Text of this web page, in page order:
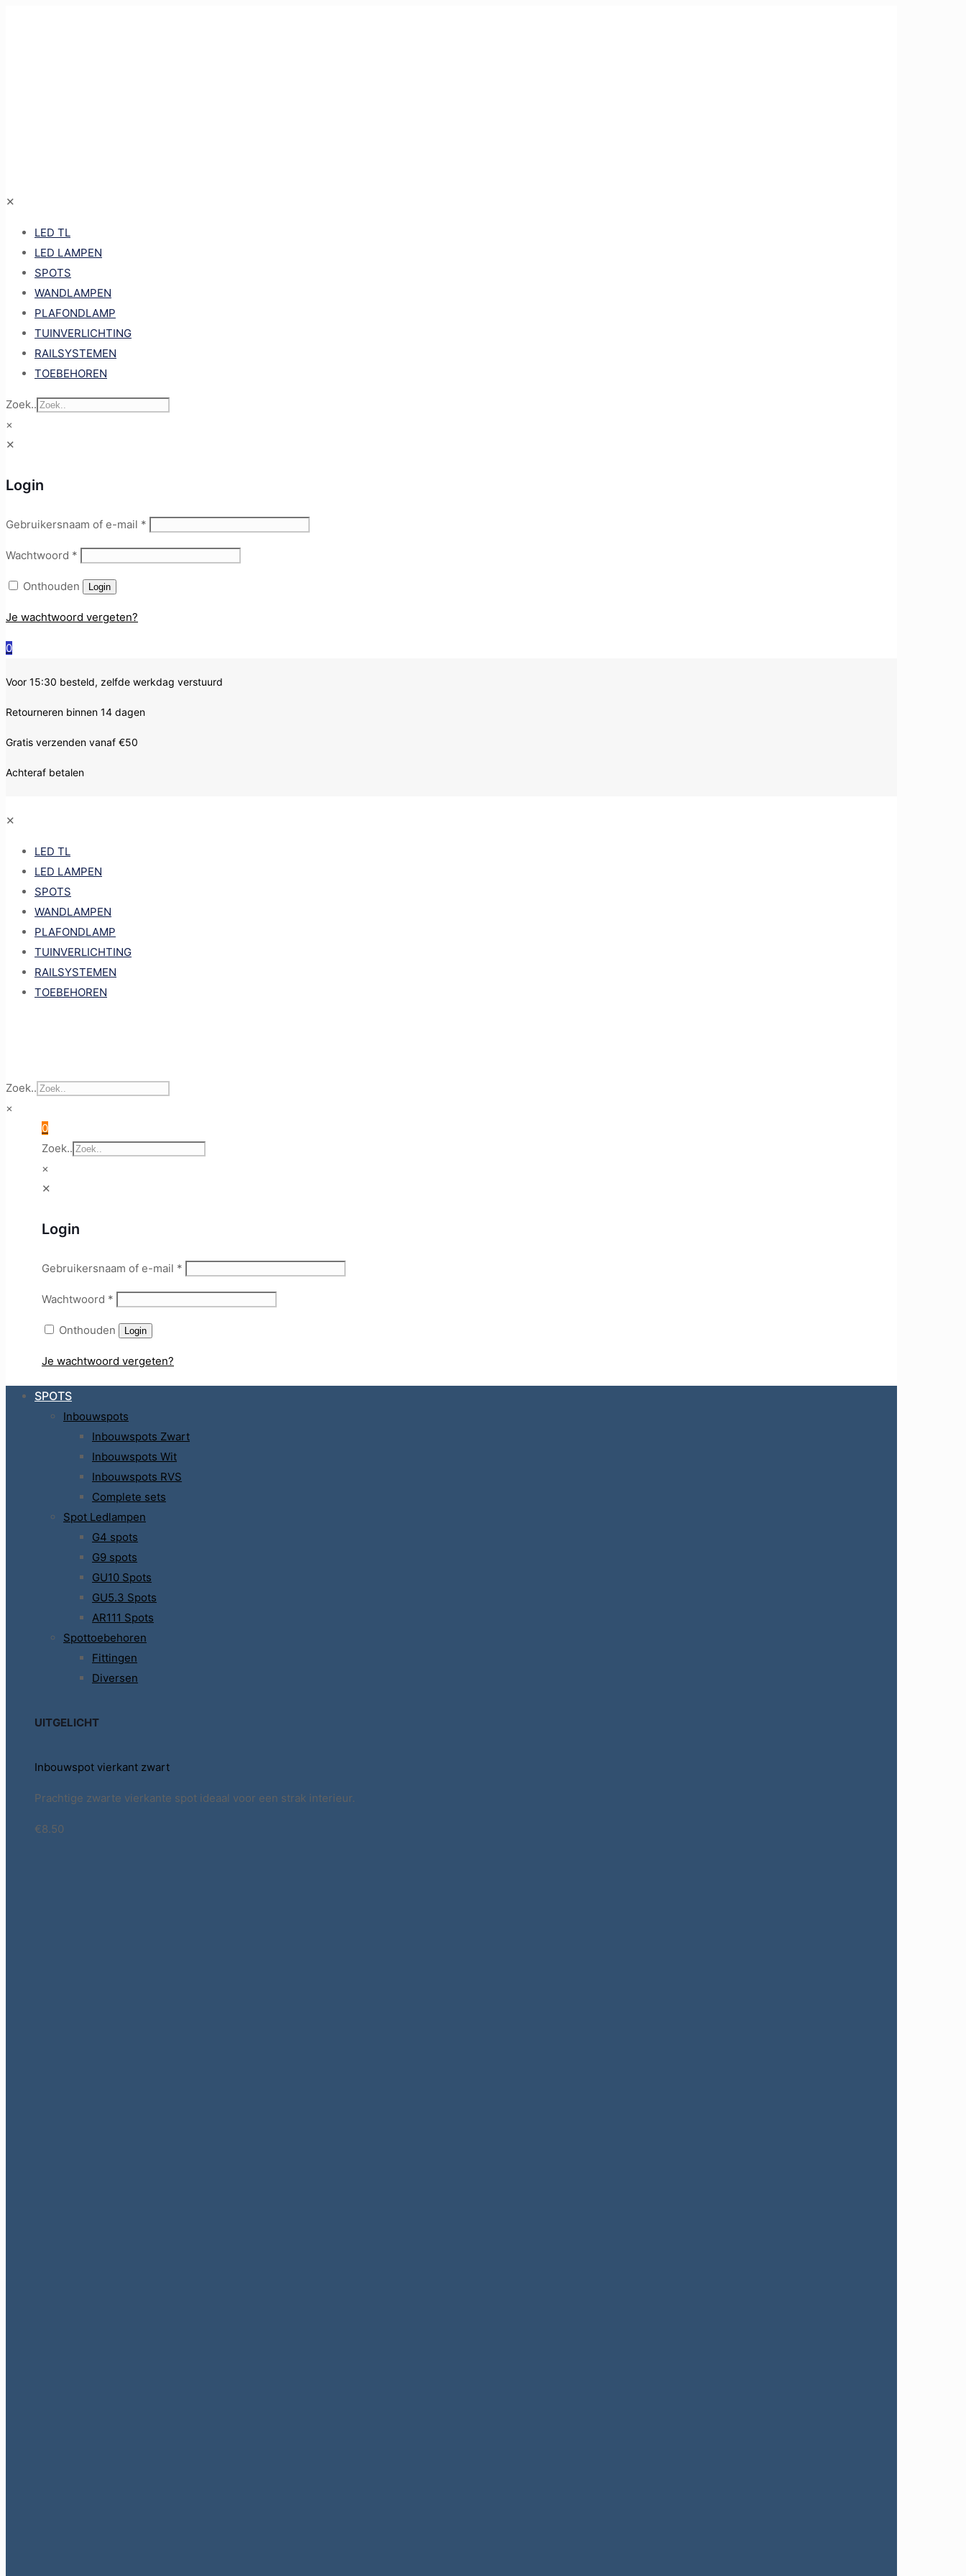
✕
LED TL
LED LAMPEN
SPOTS
WANDLAMPEN
PLAFONDLAMP
TUINVERLICHTING
RAILSYSTEMEN
TOEBEHOREN
Zoek..
×
✕
Login
Gebruikersnaam of e-mail *
Wachtwoord *
Onthouden Login
Je wachtwoord vergeten?
0
Voor 15:30 besteld, zelfde werkdag verstuurd
Retourneren binnen 14 dagen
Gratis verzenden vanaf €50
Achteraf betalen
✕
LED TL
LED LAMPEN
SPOTS
WANDLAMPEN
PLAFONDLAMP
TUINVERLICHTING
RAILSYSTEMEN
TOEBEHOREN
Zoek..
×
0
Zoek..
×
✕
Login
Gebruikersnaam of e-mail *
Wachtwoord *
Onthouden Login
Je wachtwoord vergeten?
SPOTS
Inbouwspots
Inbouwspots Zwart
Inbouwspots Wit
Inbouwspots RVS
Complete sets
Spot Ledlampen
G4 spots
G9 spots
GU10 Spots
GU5.3 Spots
AR111 Spots
Spottoebehoren
Fittingen
Diversen
UITGELICHT
Inbouwspot vierkant zwart
Prachtige zwarte vierkante spot ideaal voor een strak interieur.
€8.50